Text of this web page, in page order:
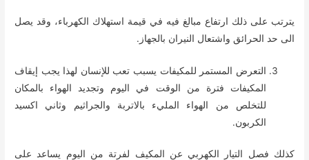
يترتب على ذلك ارتفاع مبالغ فيه في قيمة استهلاك الكهرباء، وقد يصل
الى حد الحرائق واشتعال النيران بالجهاز.
التعرض المستمر للمكيفات يسبب تعب للإنسان لهذا يجب إيقاف
المكيفات فترة من الوقت في اليوم وتجديد الهواء بالمكان
للتخلص من الهواء المليء بالاتربة والجراثيم وثاني اكسيد
الكربون.
كذلك فصل التيار الكهربي عن المكيف لفرتة من اليوم يساعد على